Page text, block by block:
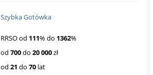
Szybka Gotówka
RRSO od 111% do 1362%
od 700do 20 000zł
od 21 do 70 lat